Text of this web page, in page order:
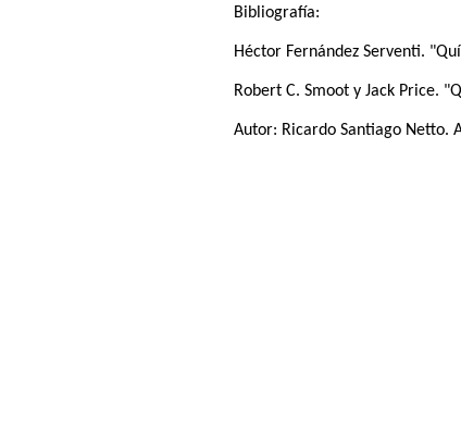
Bibliografía:
Héctor Fernández Serventi.
Robert C. Smoot y Jack Price.
Autor: Ricardo Santiago Netto.